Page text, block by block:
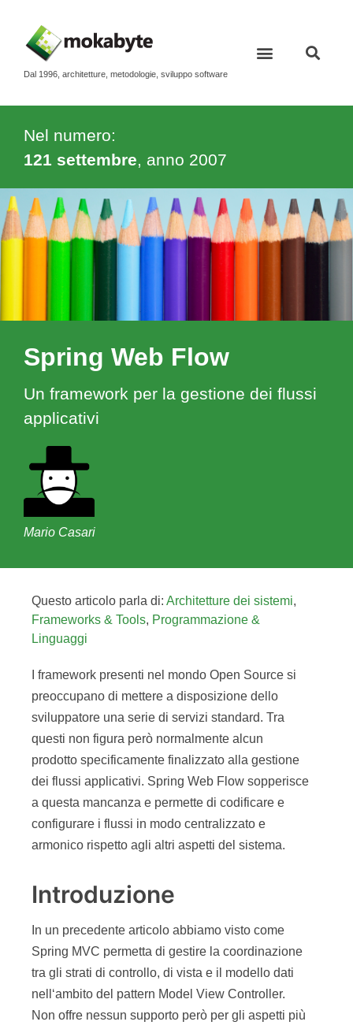
Dal 1996, architetture, metodologie, sviluppo software
Nel numero:
121 settembre, anno 2007
Spring Web Flow
Un framework per la gestione dei flussi
applicativi
Mario Casari
Questo articolo parla di: Architetture dei sistemi,
Frameworks & Tools, Programmazione &
Linguaggi
I framework presenti nel mondo Open Source si
preoccupano di mettere a disposizione dello
sviluppatore una serie di servizi standard. Tra
questi non figura però normalmente alcun
prodotto specificamente finalizzato alla gestione
dei flussi applicativi. Spring Web Flow sopperisce
a questa mancanza e permette di codificare e
configurare i flussi in modo centralizzato e
armonico rispetto agli altri aspetti del sistema.
Introduzione
In un precedente articolo abbiamo visto come
Spring MVC permetta di gestire la coordinazione
tra gli strati di controllo, di vista e il modello dati
nell‘ambito del pattern Model View Controller.
Non offre nessun supporto però per gli aspetti più